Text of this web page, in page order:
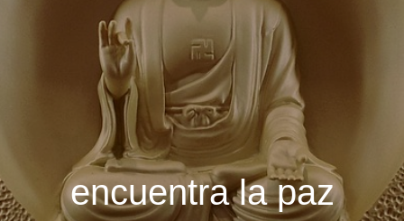
encuentra la paz